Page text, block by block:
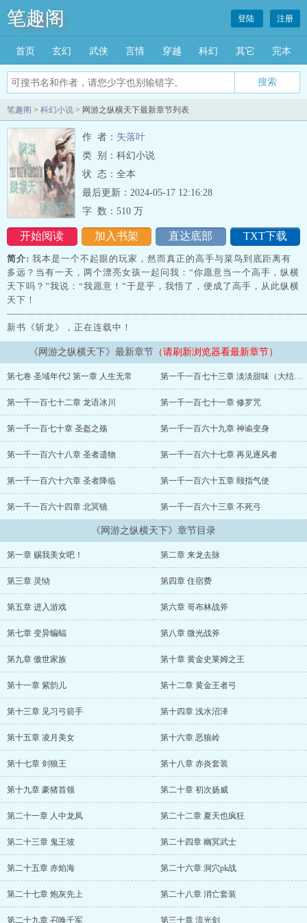
笔趣阁
搜索
登陆 注册
首页 玄幻 武侠 言情 穿越 科幻 其它 完本
笔趣阁 > 科幻小说 > 网游之纵横天下最新章节列表
作 者： 失落叶
类 别：科幻小说
状 态：全本
开始阅读 加入书架 直达底部 TXT下载
最后更新：2024-05-17 12:16:28
字 数： 510 万
简介: 我本是一个不起眼的玩家，然而真正的高手与菜鸟到底距离有
多远？当有一天，两个漂亮女孩一起问我：“你愿意当一个高手，纵横
天下吗？”我说：“我愿意！”于是乎，我悟了，便成了高手，从此纵横
天下！
新书《斩龙》，正在连载中！
《网游之纵横天下》最新章节 （请刷新浏览器看最新章节）
第七卷 圣域年代2 第一章 人生无常 第一千一百七十三章 淡淡甜味（大结局）
第一千一百七十二章 龙语冰川 第一千一百七十一章 修罗咒
第一千一百七十章 圣盔之殇 第一千一百六十九章 神谕变身
第一千一百六十八章 圣者遗物 第一千一百六十七章 再见逐风者
第一千一百六十六章 圣者降临 第一千一百六十五章 颐指气使
第一千一百六十四章 北冥镜 第一千一百六十三章 不死弓
《网游之纵横天下》章节目录
第一章 赐我美女吧！ 第二章 来龙去脉
第三章 灵恸 第四章 住宿费
第五章 进入游戏 第六章 哥布林战斧
第七章 变异蝙蝠 第八章 微光战斧
第九章 傲世家族 第十章 黄金史莱姆之王
第十一章 紫韵儿 第十二章 黄金王者弓
第十三章 见习弓箭手 第十四章 浅水沼泽
第十五章 凌月美女 第十六章 恶狼岭
第十七章 剑狼王 第十八章 赤炎套装
第十九章 豪猪首领 第二十章 初次扬威
第二十一章 人中龙凤 第二十二章 夏天也疯狂
第二十三章 鬼王坡 第二十四章 幽冥武士
第二十五章 赤焰海 第二十六章 洞穴pk战
第二十七章 炮灰先上 第二十八章 消亡套装
第二十九章 召唤千军 第三十章 流光剑